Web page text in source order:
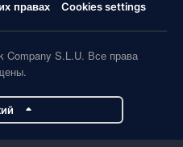
правах
Cookies settings
Company S.L.U. Все права